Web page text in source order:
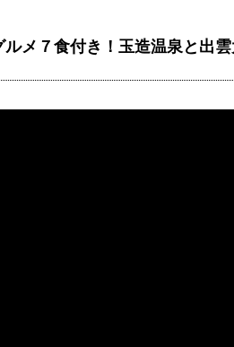
メ７食付き！玉造温泉と出